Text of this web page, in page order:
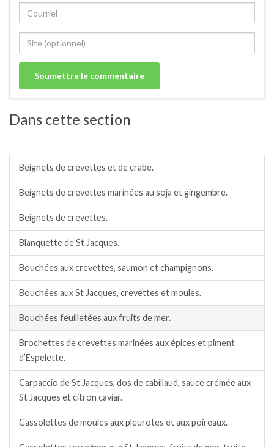
Dans cette section
Beignets de crevettes et de crabe.
Beignets de crevettes marinées au soja et gingembre.
Beignets de crevettes.
Blanquette de St Jacques.
Bouchées aux crevettes, saumon et champignons.
Bouchées aux St Jacques, crevettes et moules.
Bouchées feuilletées aux fruits de mer.
Brochettes de crevettes marinées aux épices et piment
d’Espelette.
Carpaccio de St Jacques, dos de cabillaud, sauce crémée aux
St Jacques et citron caviar.
Cassolettes de moules aux pleurotes et aux poireaux.